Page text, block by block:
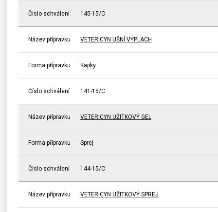
Číslo schválení 145-15/C
Název přípravku VETERICYN UŠNÍ VÝPLACH
Forma přípravku Kapky
Číslo schválení 141-15/C
Název přípravku VETERICYN UŽITKOVÝ GEL
Forma přípravku Sprej
Číslo schválení 144-15/C
Název přípravku VETERICYN UŽITKOVÝ SPREJ